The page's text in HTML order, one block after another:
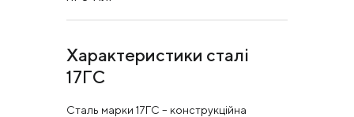
Характеристики сталі
17ГС
Сталь марки 17ГС – конструкційна